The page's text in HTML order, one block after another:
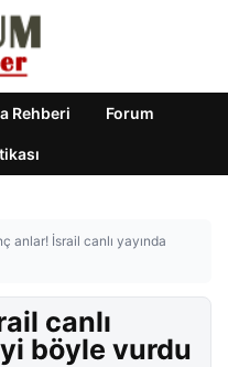
Rehberi Forum
anlar! İsrail canlı yayında
canlı
böyle vurdu